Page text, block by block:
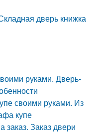
дверь книжка
руками. Дверь-
своими руками. Из
купе
Заказ двери